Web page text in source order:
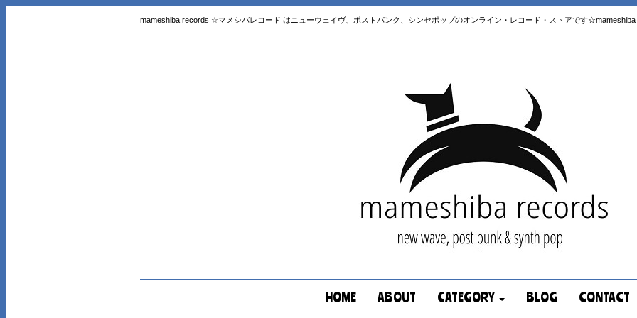
mameshiba records ☆マメシバレコード はニューウェイヴ、ポストパンク、シンセポップのオンライン・レコード・ストアです
HOME ABOUT CATEGORY BLOG CONTACT